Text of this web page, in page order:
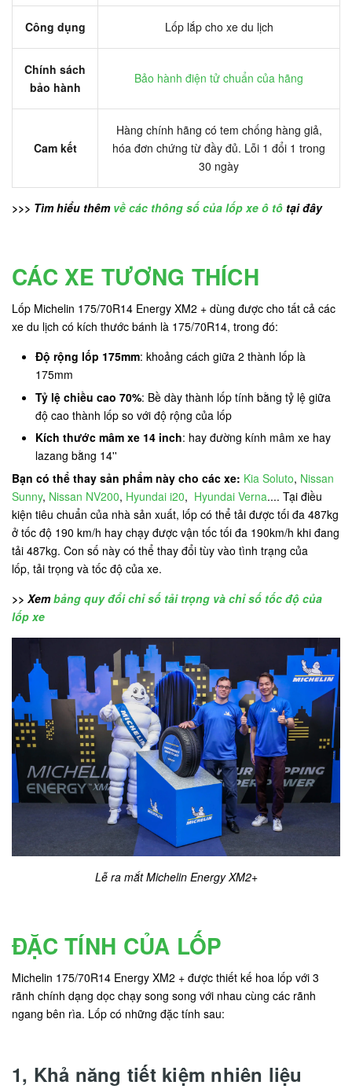
Công dụng Lốp lắp cho xe du lịch
Chính sách
bảo hành
Bảo hành điện tử chuẩn của hãng
Cam kết
Hàng chính hãng có tem chống hàng giả,
hóa đơn chứng từ đầy đủ. Lỗi 1 đổi 1 trong
30 ngày
>>> Tìm hiểu thêm về các thông số của lốp xe ô tô tại đây
CÁC XE TƯƠNG THÍCH
Lốp Michelin 175/70R14 Energy XM2 + dùng được cho tất cả các
xe du lịch có kích thước bánh là 175/70R14, trong đó:
Độ rộng lốp 175mm: khoảng cách giữa 2 thành lốp là
175mm
Tỷ lệ chiều cao 70%: Bề dày thành lốp tính bằng tỷ lệ giữa
độ cao thành lốp so với độ rộng của lốp
Kích thước mâm xe 14 inch: hay đường kính mâm xe hay
lazang bằng 14''
Bạn có thể thay sản phẩm này cho các xe: Kia Soluto, Nissan
Sunny, Nissan NV200, Hyundai i20, Hyundai Verna.... Tại điều
kiện tiêu chuẩn của nhà sản xuất, lốp có thể tải được tối đa 487kg
ở tốc độ 190 km/h hay chạy được vận tốc tối đa 190km/h khi đang
tải 487kg. Con số này có thể thay đổi tùy vào tình trạng của
lốp, tải trọng và tốc độ của xe.
>> Xembảng quy đổi chỉ số tải trọng và chỉ số tốc độ của
lốp xe
Lễ ra mắt Michelin Energy XM2+
ĐẶC TÍNH CỦA LỐP
Michelin 175/70R14 Energy XM2 + được thiết kế hoa lốp với 3
rãnh chính dạng dọc chạy song song với nhau cùng các rãnh
ngang bên rìa. Lốp có những đặc tính sau:
1, Khả năng tiết kiệm nhiên liệu